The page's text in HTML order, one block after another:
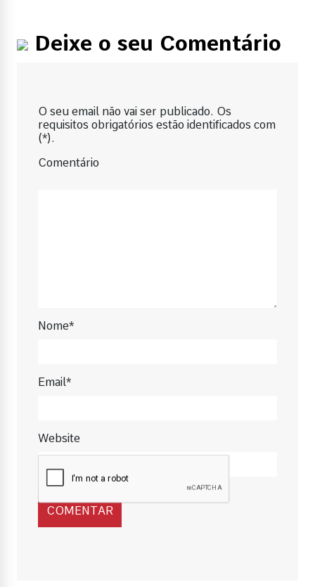
Deixe o seu Comentário
O seu email não vai ser publicado. Os
requisitos obrigatórios estão identificados com
(*).
Comentário
Nome*
Email*
Website